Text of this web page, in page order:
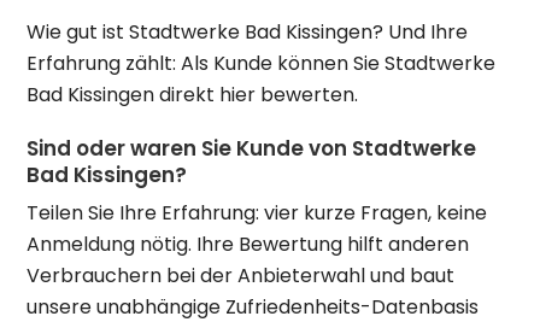
Wie gut ist Stadtwerke Bad Kissingen? Und Ihre
Erfahrung zählt: Als Kunde können Sie Stadtwerke
Bad Kissingen direkt hier bewerten.
Sind oder waren Sie Kunde von Stadtwerke
Bad Kissingen?
Teilen Sie Ihre Erfahrung: vier kurze Fragen, keine
Anmeldung nötig. Ihre Bewertung hilft anderen
Verbrauchern bei der Anbieterwahl und baut
unsere unabhängige Zufriedenheits-Datenbasis